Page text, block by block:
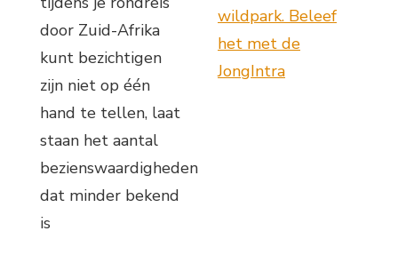
door Zuid-Afrika
kunt bezichtigen
zijn niet op één
hand te tellen, laat
staan het aantal
bezienswaardigheden
dat minder bekend
is
wildpark. Beleef
het met de
JongIntra